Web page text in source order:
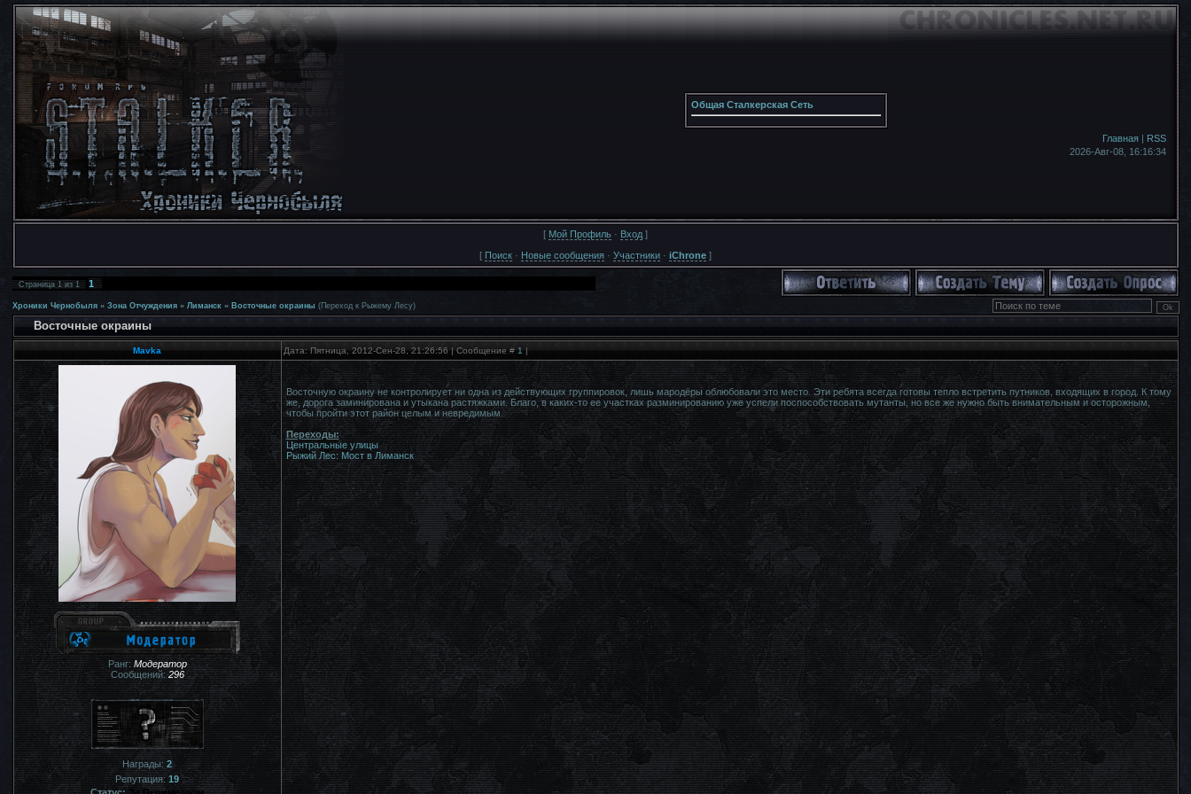
Общая Сталкерская Сеть
Главная| RSS
2026-Авг-08, 16:16:34
[ Мой Профиль · Вход ]
[ Поиск · Новые сообщения · Участники · iChrone ]
Страница1из1 1
Хроники Чернобыля » Зона Отчуждения » Лиманск » Восточные окраины (Переход к Рыжему Лесу)
Восточные окраины
Mavka Дата: Пятница, 2012-Сен-28, 21:26:56 | Сообщение # 1 |
Ранг:Модератор
Сообщений:296
Награды: 2
Репутация:19
Восточную окраину не контролирует ни одна из действующих группировок, лишь мародёры облюбовали это место. Эти ребята всегда готовы тепло встретить путников, входящих в город. К тому
же, дорога заминирована и утыкана растяжками. Благо, в каких-то ее участках разминированию уже успели поспособствовать мутанты, но все же нужно быть внимательным и осторожным,
чтобы пройти этот район целым и невредимым.
Переходы:
Центральные улицы
Рыжий Лес: Мост в Лиманск